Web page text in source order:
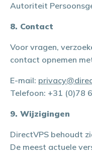
Autoriteit
8. Contact
Voor vragen,
contact opnemen
E-mail:
Telefoon: +31 (0)78
9. Wijzigingen
DirectVPS behoudt
De meest actuele